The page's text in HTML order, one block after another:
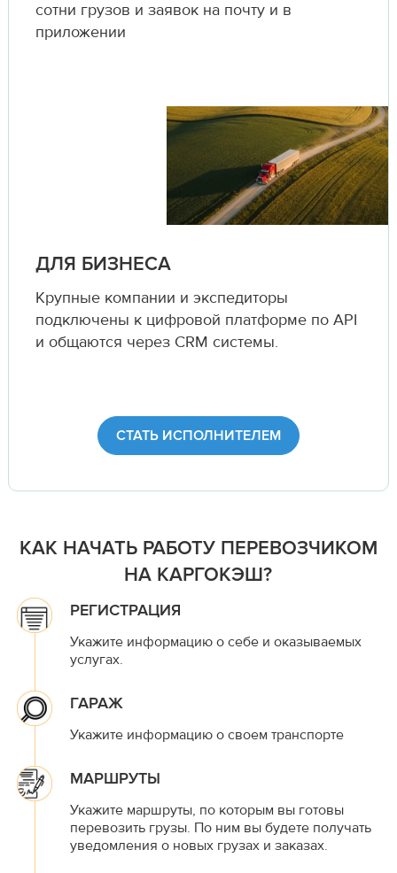
сотни грузов и заявок на почту и в
приложении
ДЛЯ БИЗНЕСА
Крупные компании и экспедиторы
подключены к цифровой платформе по API
и общаются через CRM системы.
СТАТЬ ИСПОЛНИТЕЛЕМ
КАК НАЧАТЬ РАБОТУ ПЕРЕВОЗЧИКОМ
НА КАРГОКЭШ?
РЕГИСТРАЦИЯ
Укажите информацию о себе и оказываемых
услугах.
ГАРАЖ
Укажите информацию о своем транспорте
МАРШРУТЫ
Укажите маршруты, по которым вы готовы
перевозить грузы. По ним вы будете получать
уведомления о новых грузах и заказах.